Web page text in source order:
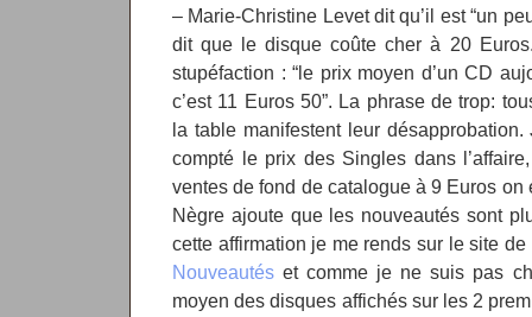
– Marie-Christine Levet dit qu’il est “un
dit que le disque coûte cher à 20
stupéfaction : “le prix moyen d’un CD
c’est 11 Euros 50”. La phrase de trop:
la table manifestent leur désapprobation.
compté le prix des Singles dans
ventes de fond de catalogue à 9 Euros on
Nègre ajoute que les nouveautés sont
cette affirmation je me rends sur le site
Nouveautés et comme je ne suis pas
moyen des disques affichés sur les 2